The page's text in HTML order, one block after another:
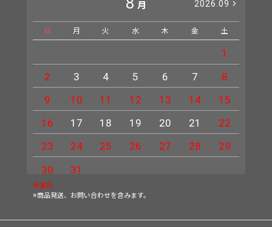
月 2026.09
日 月 火 水 木 金 土
1
2
3 4 5 6 7
8
9
10 11 12 13 14
15
16
17 18 19 20 21
22
23
24 25 26 27 28
29
30
31
休業日
※商品発送、お問い合わせを含みます。